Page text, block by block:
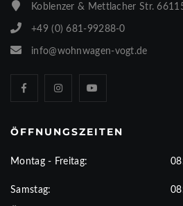
Koblenzer & Mettlacher Str.
+49 (0) 681-99288-0
info@wohnwagen-vogt.de
ÖFFNUNGSZEITEN
Montag - Freitag:
Samstag: